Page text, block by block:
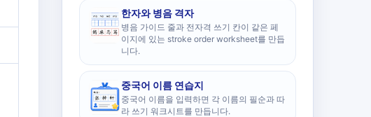
한자와 병음 격자
병음 가이드 줄과 전자격 쓰기 칸이 같은 페
이지에 있는 stroke order worksheet를 만듭
니다.
중국어 이름 연습지
중국어 이름을 입력하면 각 이름의 필순과 따
라 쓰기 워크시트를 만듭니다.